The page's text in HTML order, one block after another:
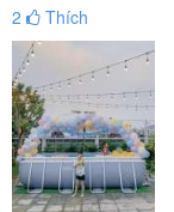
TRANG BỊ CẦU
KHI
2
Thích